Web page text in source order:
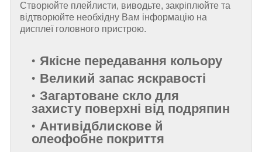
Створюйте плейлисти, виводьте, закріплюйте та
відтворюйте необхідну Вам інформацію на
дисплеї головного пристрою.
Якісне передавання кольору
Великий запас яскравості
Загартоване скло для
захисту поверхні від подряпин
Антивідблискове й
олеофобне покриття